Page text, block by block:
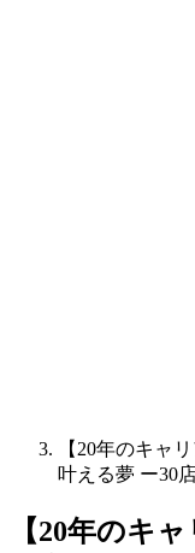
【20年のキャ
叶える夢 ー30
【20年のキ